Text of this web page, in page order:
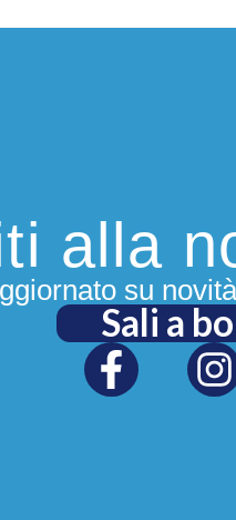
alla
su
Sali a